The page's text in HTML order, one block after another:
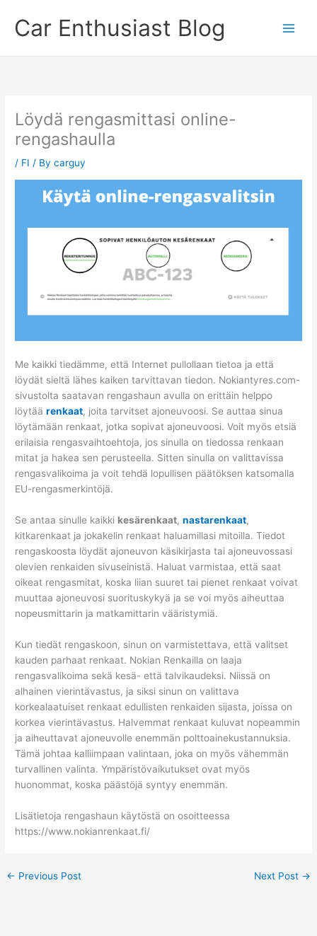
contentCar Enthusiast Blog
Löydä rengasmittasi online-
rengashaulla
/ FI / Bycarguy
Me kaikki tiedämme, että Internet pullollaan tietoa ja että
löydät sieltä lähes kaiken tarvittavan tiedon. Nokiantyres.com-
sivustolta saatavan rengashaun avulla on erittäin helppo
löytäärenkaat, joita tarvitset ajoneuvoosi. Se auttaa sinua
löytämään renkaat, jotka sopivat ajoneuvoosi. Voit myös etsiä
erilaisia ​​rengasvaihtoehtoja, jos sinulla on tiedossa renkaan
mitat ja hakea sen perusteella. Sitten sinulla on valittavissa
rengasvalikoima ja voit tehdä lopullisen päätöksen katsomalla
EU-rengasmerkintöjä.
Se antaa sinulle kaikki kesärenkaat,nastarenkaat,
kitkarenkaat ja jokakelin renkaat haluamillasi mitoilla. Tiedot
rengaskoosta löydät ajoneuvon käsikirjasta tai ajoneuvossasi
olevien renkaiden sivuseinistä. Haluat varmistaa, että saat
oikeat rengasmitat, koska liian suuret tai pienet renkaat voivat
muuttaa ajoneuvosi suorituskykyä ja se voi myös aiheuttaa
nopeusmittarin ja matkamittarin vääristymiä.
Kun tiedät rengaskoon, sinun on varmistettava, että valitset
kauden parhaat renkaat. Nokian Renkailla on laaja
rengasvalikoima sekä kesä- että talvikaudeksi. Niissä on
alhainen vierintävastus, ja siksi sinun on valittava
korkealaatuiset renkaat edullisten renkaiden sijasta, joissa on
korkea vierintävastus. Halvemmat renkaat kuluvat nopeammin
ja aiheuttavat ajoneuvolle enemmän polttoainekustannuksia.
Tämä johtaa kalliimpaan valintaan, joka on myös vähemmän
turvallinen valinta. Ympäristövaikutukset ovat myös
huonommat, koska päästöjä syntyy enemmän.
Lisätietoja rengashaun käytöstä on osoitteessa
https://www.nokianrenkaat.fi/
← Previous Post Next Post →